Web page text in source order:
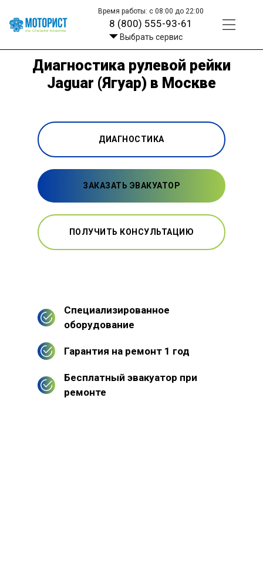
Время работы: с 08:00 до 22:00
8 (800) 555-93-61
Выбрать сервис
Диагностика рулевой рейки
Jaguar (Ягуар) в Москве
ДИАГНОСТИКА
ЗАКАЗАТЬ ЭВАКУАТОР
ПОЛУЧИТЬ КОНСУЛЬТАЦИЮ
Специализированное
оборудование
Гарантия на ремонт 1 год
Бесплатный эвакуатор при
ремонте